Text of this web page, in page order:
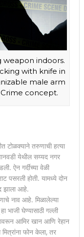
indoors.
with knife in
male arm
concept.
टोळक्याने तरुणाची हत्या
येथील सय्यद नगर
ऐन गर्दीच्या वेळी
पसरली होती. यामध्ये दोन
झाला आहे.
नाव आहे. मिळालेल्या
भाजी घेण्यासाठी गल्ली
आमिर खान आणि रेहान
फोन केला, तर